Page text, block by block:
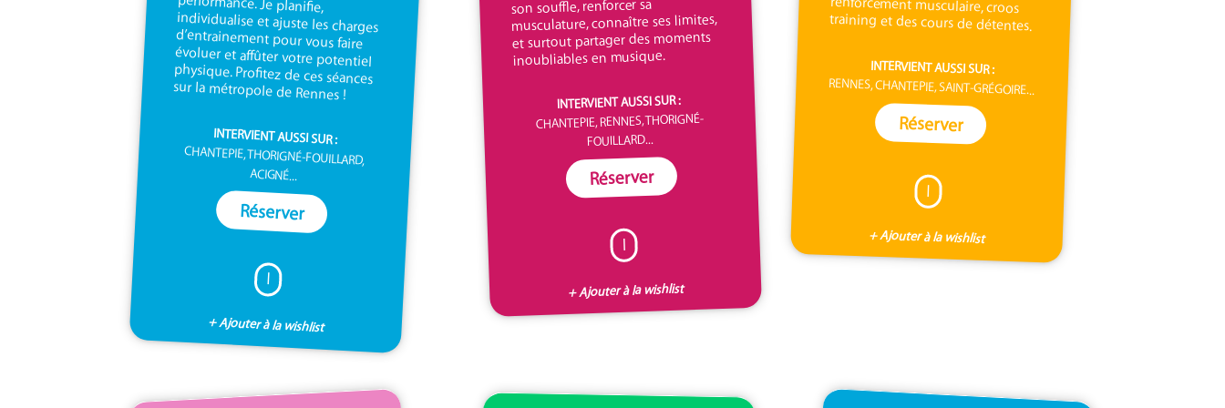
sur la métropole de Rennes !
INTERVIENT AUSSI SUR :
CHANTEPIE, THORIGNÉ-FOUILLARD,
ACIGNÉ...
Réserver
I
+ Ajouter à la wishlist
son souffle, renforcer sa
musculature, connaître ses limites,
et surtout partager des moments
inoubliables en musique.
INTERVIENT AUSSI SUR :
CHANTEPIE, RENNES, THORIGNÉ-
FOUILLARD...
Réserver
I
+ Ajouter à la wishlist
training et des cours de détentes.
INTERVIENT AUSSI SUR :
RENNES, CHANTEPIE, SAINT-GRÉGOIRE...
Réserver
I
+ Ajouter à la wishlist